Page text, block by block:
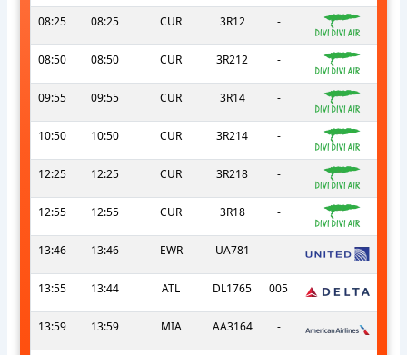
08:25
08:25 CUR 3R12 -
08:50 08:50 CUR 3R212 -
09:55 09:55 CUR 3R14 -
10:50 10:50 CUR 3R214 -
12:25 12:25 CUR 3R218 -
12:55 12:55 CUR 3R18 -
13:46 13:46 EWR UA781 -
13:55 13:44 ATL DL1765 005
13:59 13:59 MIA AA3164 -